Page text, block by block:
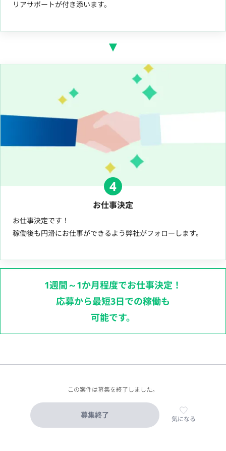
リアサポートが付き添います。
4
お仕事決定
お仕事決定です！
稼働後も円滑にお仕事ができるよう弊社がフォローします。
1週間～1か月程度でお仕事決定！
応募から最短3日での稼働も
可能です。
この案件は募集を終了しました。
募集終了 気になる